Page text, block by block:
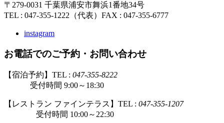
〒279-0031 千葉県浦安市舞浜1番地34号
TEL : 047-355-1222（代表） FAX : 047-355-6777
instagram
お電話でのご予約・お問い合わせ
【宿泊予約】TEL : 047-355-8222
受付時間 9:00～18:30
【レストラン ファインテラス】TEL : 047-355-1207
受付時間 10:00～22:30